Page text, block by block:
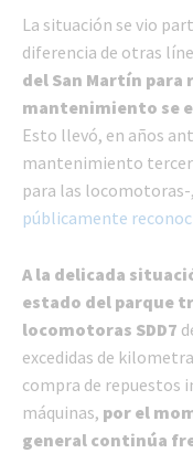
La situación se vio
diferencia de otras
del San Martín
mantenimiento se
Esto llevó, en años
mantenimiento
para las locomotoras-,
públicamente
A la delicada
estado del parque
locomotoras SDD7
excedidas de
compra de repuestos
máquinas, por el
general continúa